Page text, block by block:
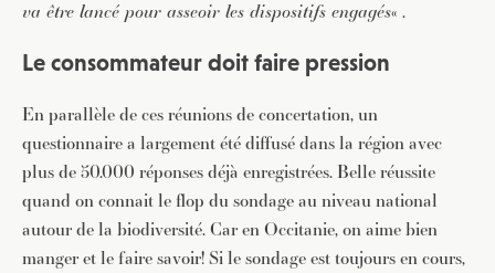
va être lancé pour asseoir les dispositifs engagés« .
Le consommateur doit faire pression
En parallèle de ces réunions de concertation, un
questionnaire a largement été diffusé dans la région avec
plus de 50.000 réponses déjà enregistrées. Belle réussite
quand on connait le flop du sondage au niveau national
autour de la biodiversité. Car en Occitanie, on aime bien
manger et le faire savoir! Si le sondage est toujours en cours,